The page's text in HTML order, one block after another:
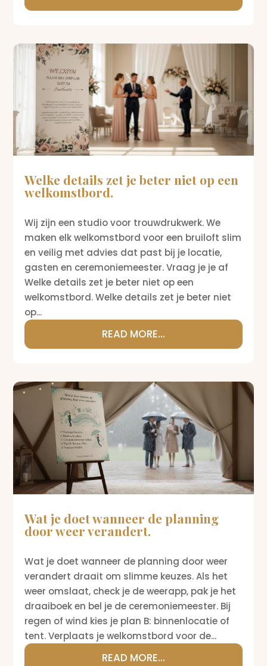
Welke details zet je beter niet op een
welkomstbord.
Wij zijn een studio voor trouwdrukwerk. We
maken elk welkomstbord voor een bruiloft slim
en veilig met advies dat past bij je locatie,
gasten en ceremoniemeester. Vraag je je af
Welke details zet je beter niet op een
welkomstbord. Welke details zet je beter niet
op...
READ MORE...
Wat je doet wanneer de planning
door weer verandert.
Wat je doet wanneer de planning door weer
verandert draait om slimme keuzes. Als het
weer omslaat, check je de weerapp, pak je het
draaiboek en bel je de ceremoniemeester. Bij
regen of wind kies je plan B: binnenlocatie of
tent. Verplaats je welkomstbord voor de...
READ MORE...